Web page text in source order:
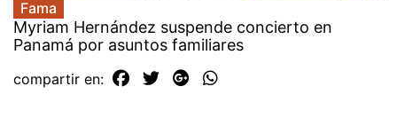
Fama
Myriam Hernández suspende concierto en
Panamá por asuntos familiares
compartir en: